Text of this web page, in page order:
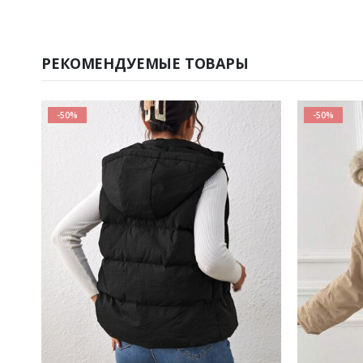
РЕКОМЕНДУЕМЫЕ ТОВАРЫ
-50% -50%